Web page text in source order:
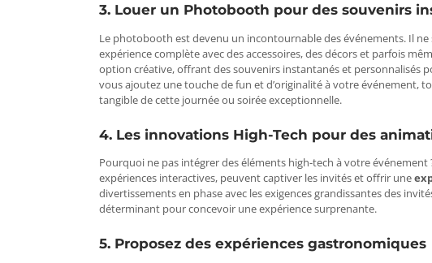
3. Louer un Photobooth pour des souvenirs
Le photobooth est devenu un incontournable des événements. Il ne
expérience complète avec des accessoires, des décors et parfois
option créative, offrant des souvenirs instantanés et personnalisés
vous ajoutez une touche de fun et d’originalité à votre événement,
tangible de cette journée ou soirée exceptionnelle.
4. Les innovations High-Tech pour des
Pourquoi ne pas intégrer des éléments high-tech à votre
expériences interactives, peuvent captiver les invités et offrir une
divertissements en phase avec les exigences grandissantes des
déterminant pour concevoir une expérience surprenante.
5. Proposez des expériences gastronomiques